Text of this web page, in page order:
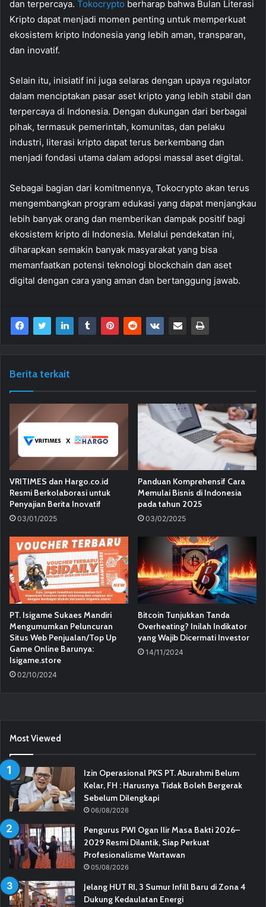
dan terpercaya. Tokocrypto berharap bahwa Bulan Literasi
Kripto dapat menjadi momen penting untuk memperkuat
ekosistem kripto Indonesia yang lebih aman, transparan,
dan inovatif.
Selain itu, inisiatif ini juga selaras dengan upaya regulator
dalam menciptakan pasar aset kripto yang lebih stabil dan
terpercaya di Indonesia. Dengan dukungan dari berbagai
pihak, termasuk pemerintah, komunitas, dan pelaku
industri, literasi kripto dapat terus berkembang dan
menjadi fondasi utama dalam adopsi massal aset digital.
Sebagai bagian dari komitmennya, Tokocrypto akan terus
mengembangkan program edukasi yang dapat menjangkau
lebih banyak orang dan memberikan dampak positif bagi
ekosistem kripto di Indonesia. Melalui pendekatan ini,
diharapkan semakin banyak masyarakat yang bisa
memanfaatkan potensi teknologi blockchain dan aset
digital dengan cara yang aman dan bertanggung jawab.
Berita terkait
VRITIMES dan Hargo.co.id
Resmi Berkolaborasi untuk
Penyajian Berita Inovatif
03/01/2025
Panduan Komprehensif Cara
Memulai Bisnis di Indonesia
pada tahun 2025
03/02/2025
PT. Isigame Sukaes Mandiri
Mengumumkan Peluncuran
Situs Web Penjualan/Top Up
Game Online Barunya:
Isigame.store
02/10/2024
Bitcoin Tunjukkan Tanda
Overheating? Inilah Indikator
yang Wajib Dicermati Investor
14/11/2024
Most Viewed
Izin Operasional PKS PT. Aburahmi Belum
Kelar, FH : Harusnya Tidak Boleh Bergerak
Sebelum Dilengkapi
06/08/2026
Pengurus PWI Ogan Ilir Masa Bakti 2026–
2029 Resmi Dilantik, Siap Perkuat
Profesionalisme Wartawan
05/08/2026
Jelang HUT RI, 3 Sumur Infill Baru di Zona 4
Dukung Kedaulatan Energi